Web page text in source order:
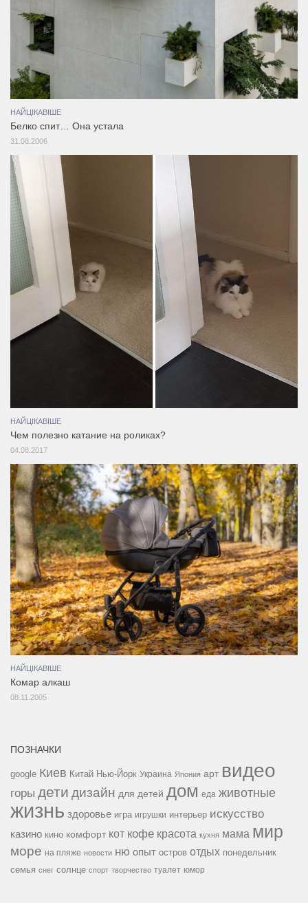
НАЙЦІКАВІШЕ
Белко спит… Она устала
31.08.2006
НАЙЦІКАВІШЕ
Чем полезно катание на роликах?
04.08.2017
НАЙЦІКАВІШЕ
Комар алкаш
08.11.2005
ПОЗНАЧКИ
google Киев Китай Нью-Йорк Украина Япония арт видео
горы дети дизайн для детей дом еда животные
жизнь здоровье игра игрушки интерьер искусство
казино кино комфорт кот кофе красота кухня мама мир
море на пляже новости ню опыт остров отдых понедельник
семья снег солнце спорт творчество туалет юмор